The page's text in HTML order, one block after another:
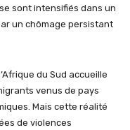
sont intensifiés dans un
un chômage persistant
du Sud accueille
venus de pays
Mais cette réalité
de violences